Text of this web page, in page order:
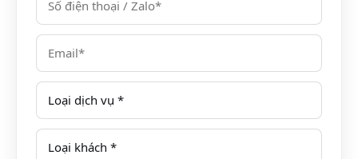
Là địa điểm lý tưởng cho những người yêu
biển,AVANI Quy Nhơn Resort & Spalà một khu nghỉ
dưỡng cao cấp tại một trong những bãi biển tự nhiên
đẹp nhất Việt Nam. Bạn sẽ được tận hưởng dịch vụ
tuyệt vời tại khu nghỉ dưỡng duy nhất được quản lý